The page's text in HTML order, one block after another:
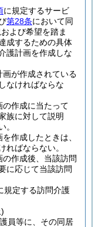
に規定するサービ
第28条において同
よび希望を踏ま
成するための具体
護計画を作成しな
が作成されている
なければならな
作成に当たって
族に対して説明
。
作成したときは、
ればならない。
作成後、当該訪問
に応じて当該訪問
規定する訪問介護
員等に、その同居